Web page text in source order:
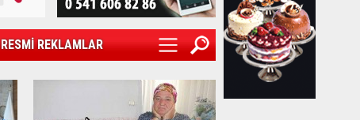
RESMİ REKLAMLAR